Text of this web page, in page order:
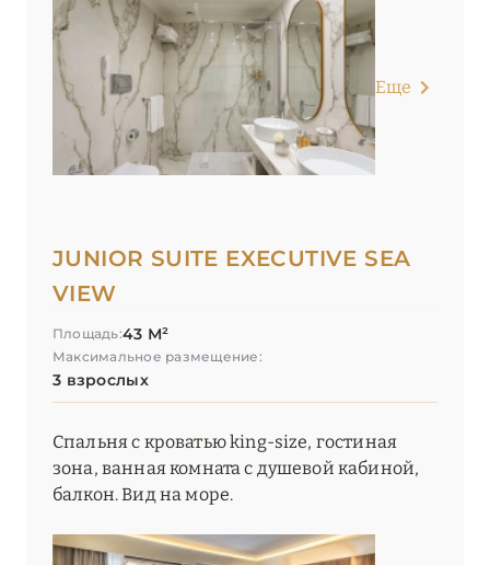
Еще
JUNIOR SUITE EXECUTIVE SEA
VIEW
Площадь:43 М²
Максимальное размещение:
3 взрослых
Спальня с кроватью king-size, гостиная
зона, ванная комната с душевой кабиной,
балкон. Вид на море.